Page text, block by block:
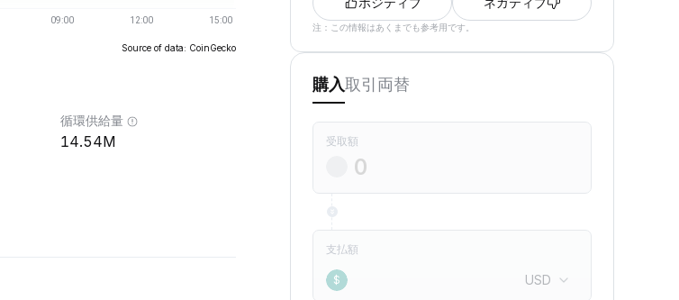
Source of data: CoinGecko
循環供給量
14.54M
注：この情報はあくまでも参考用です。
購入取引 両替
受取額
支払額
$ USD